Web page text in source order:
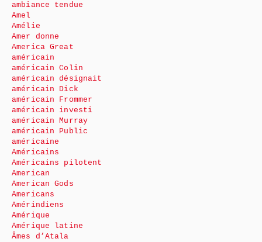
ambiance tendue
Amel
Amélie
Amer donne
America Great
américain
américain Colin
américain désignait
américain Dick
américain Frommer
américain investi
américain Murray
américain Public
américaine
Américains
Américains pilotent
American
American Gods
Americans
Amérindiens
Amérique
Amérique latine
Âmes d’Atala